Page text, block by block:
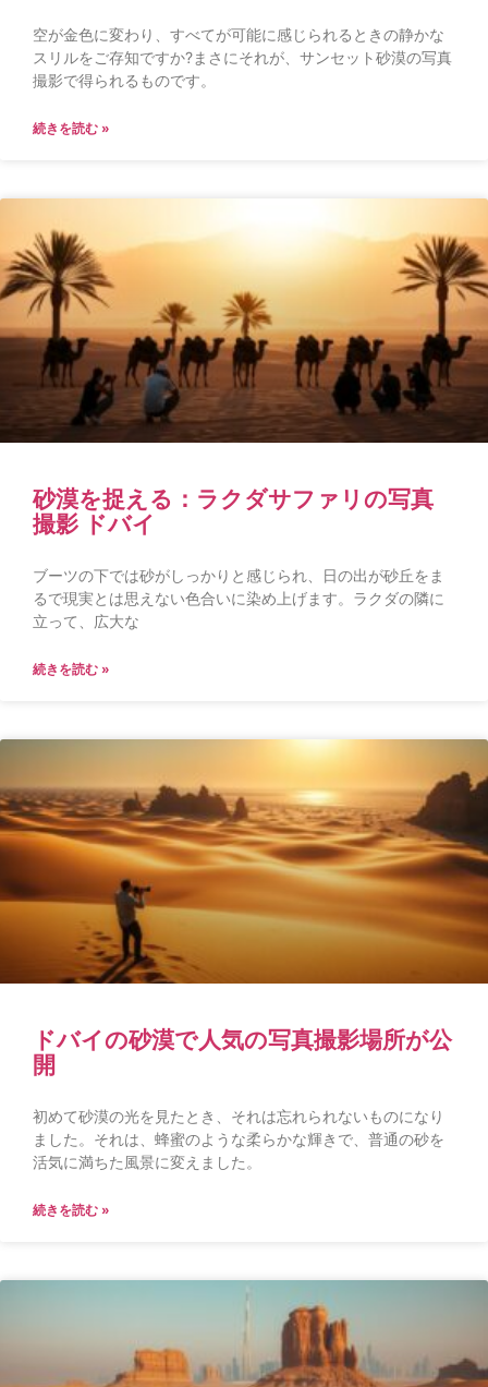
空が金色に変わり、すべてが可能に感じられるときの静かな
スリルをご存知ですか?まさにそれが、サンセット砂漠の写真
撮影で得られるものです。
続きを読む »
砂漠を捉える：ラクダサファリの写真
撮影 ドバイ
ブーツの下では砂がしっかりと感じられ、日の出が砂丘をま
るで現実とは思えない色合いに染め上げます。ラクダの隣に
立って、広大な
続きを読む »
ドバイの砂漠で人気の写真撮影場所が公
開
初めて砂漠の光を見たとき、それは忘れられないものになり
ました。それは、蜂蜜のような柔らかな輝きで、普通の砂を
活気に満ちた風景に変えました。
続きを読む »